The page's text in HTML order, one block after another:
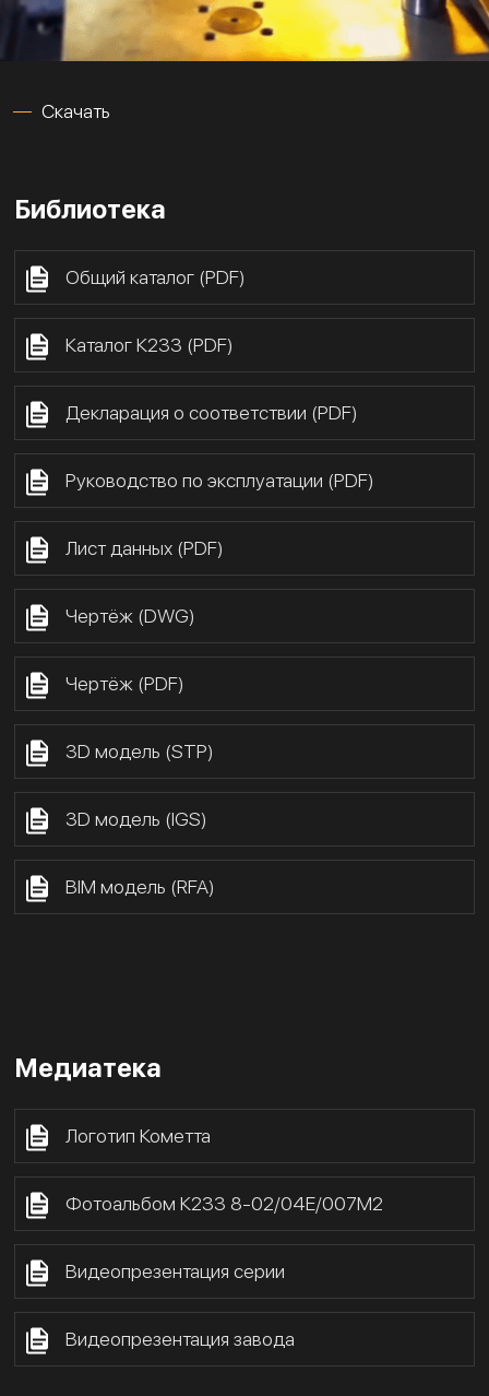
Скачать
Библиотека
Общий каталог (PDF)
Каталог К233 (PDF)
Декларация о соответствии (PDF)
Руководство по эксплуатации (PDF)
Лист данных (PDF)
Чертёж (DWG)
Чертёж (PDF)
3D модель (STP)
3D модель (IGS)
BIM модель (RFA)
Медиатека
Логотип Кометта
Фотоальбом К233 8-02/04Е/007М2
Видеопрезентация серии
Видеопрезентация завода